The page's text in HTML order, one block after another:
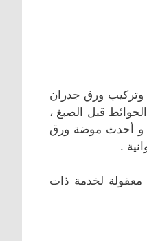
ورق جدران
قبل الصبغ ،
و أحدث موضة ورق
.
معقولة لخدمة ذات